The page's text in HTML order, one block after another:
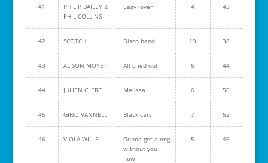
41
PHILIP BAILEY &
PHIL COLLINS
Easy lover 4 43
42 SCOTCH Disco band 19 38
43 ALISON MOYET All cried out 6 44
44 JULIEN CLERC Melissa 6 50
45 GINO VANNELLI Black cars 7 52
46 VIOLA WILLS
Gonna get along
without you
now
5 46